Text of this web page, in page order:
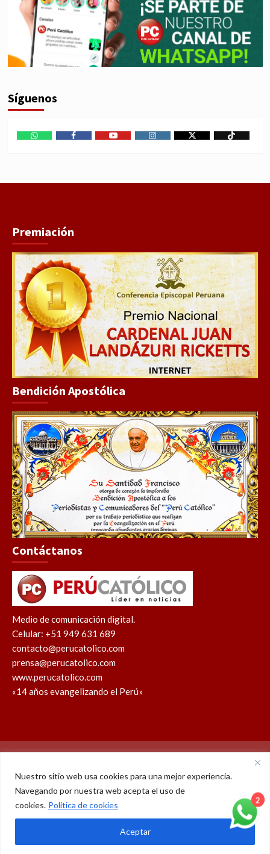
Nuestro sitio web usa cookies para una mejor experiencia.
Navegando por nuestra web acepta el uso de
cookies. Política de cookies
Aceptar
Síguenos
Premiación
Bendición Apostólica
Contáctanos
Medio de comunicación digital.
Celular: +51 949 631 689
contacto@perucatolico.com
prensa@perucatolico.com
www.perucatolico.com
«14 años evangelizando el Perú»
WhatsAppFacebookYoutubeInstagram
X
© Derechos reservados 2026 – Perú Católico | 14 años
evangelizando el Perú
2